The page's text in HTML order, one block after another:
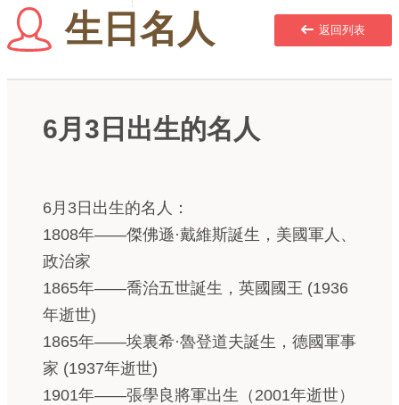
生日名人 返回列表
6月3日出生的名人
6月3日出生的名人：
1808年——傑佛遜·戴維斯誕生，美國軍人、
政治家
1865年——喬治五世誕生，英國國王 (1936
年逝世)
1865年——埃裏希·魯登道夫誕生，德國軍事
家 (1937年逝世)
1901年——張學良將軍出生（2001年逝世）